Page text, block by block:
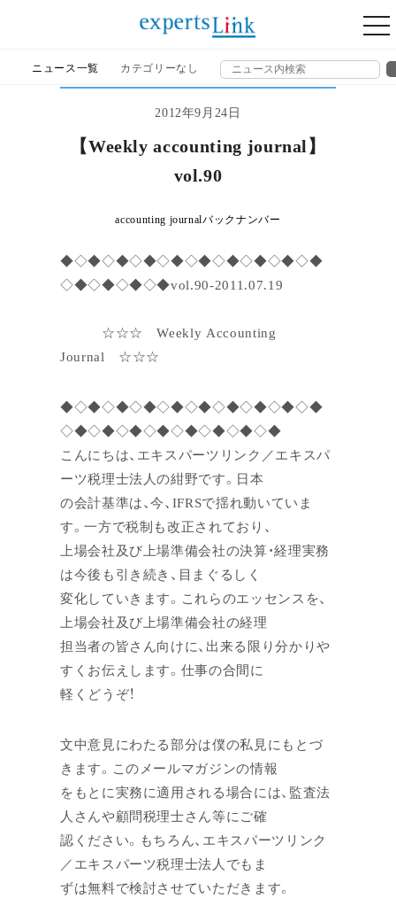
ニュース一覧 カテゴリーなし
2012年9月24日
【Weekly accounting journal】
vol.90
accounting journalバックナンバー
◆◇◆◇◆◇◆◇◆◇◆◇◆◇◆◇◆◇◆
◇◆◇◆◇◆◇◆vol.90-2011.07.19
☆☆☆ Weekly Accounting
Journal ☆☆☆
◆◇◆◇◆◇◆◇◆◇◆◇◆◇◆◇◆◇◆
◇◆◇◆◇◆◇◆◇◆◇◆◇◆◇◆
こんにちは、エキスパーツリンク／エキスパ
ーツ税理士法人の紺野です。日本
の会計基準は、今、IFRSで揺れ動いていま
す。一方で税制も改正されており、
上場会社及び上場準備会社の決算・経理実務
は今後も引き続き、目まぐるしく
変化していきます。これらのエッセンスを、
上場会社及び上場準備会社の経理
担当者の皆さん向けに、出来る限り分かりや
すくお伝えします。仕事の合間に
軽くどうぞ！
文中意見にわたる部分は僕の私見にもとづ
きます。このメールマガジンの情報
をもとに実務に適用される場合には、監査法
人さんや顧問税理士さん等にご確
認ください。もちろん、エキスパーツリンク
／エキスパーツ税理士法人でもま
ずは無料で検討させていただきます。